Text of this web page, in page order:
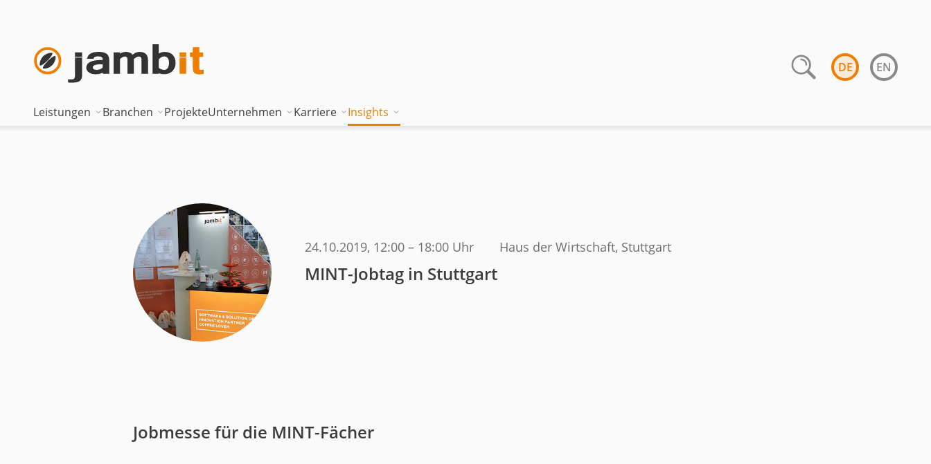
DE EN
Leistungen
AI Transformation Consulting
AI Assisted Development
Security & Compliance
Technisches Portfolio
Branchen
Automotive
Gesundheitswesen
Industrie
Logistik
ProjekteUnternehmen
Where innovation works
Standorte
Nearshoring Armenien
Unternehmensgrundsätze
Code of Conduct
Karriere
Unsere Wissenskultur
Insights
Blog
24.10.2019, 12:00 – 18:00 Uhr Haus der Wirtschaft, Stuttgart
MINT-Jobtag in Stuttgart
Jobmesse für die MINT-Fächer